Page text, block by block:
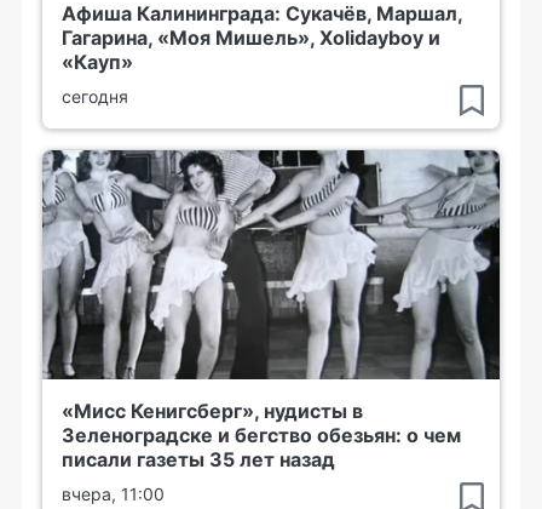
Афиша Калининграда: Сукачёв, Маршал,
Гагарина, «Моя Мишель», Xolidayboy и
«Кауп»
сегодня
«Мисс Кенигсберг», нудисты в
Зеленоградске и бегство обезьян: о чем
писали газеты 35 лет назад
вчера, 11:00